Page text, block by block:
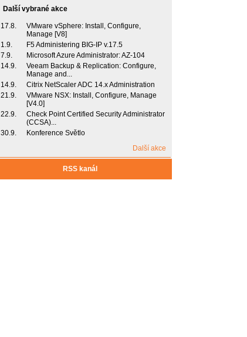
Další vybrané akce
17.8.
VMware vSphere: Install, Configure,
Manage [V8]
1.9.
F5 Administering BIG-IP v.17.5
7.9.
Microsoft Azure Administrator: AZ-104
14.9.
Veeam Backup & Replication: Configure,
Manage and...
14.9.
Citrix NetScaler ADC 14.x Administration
21.9.
VMware NSX: Install, Configure, Manage
[V4.0]
22.9.
Check Point Certified Security Administrator
(CCSA)...
30.9.
Konference Světlo
Další akce
RSS kanál